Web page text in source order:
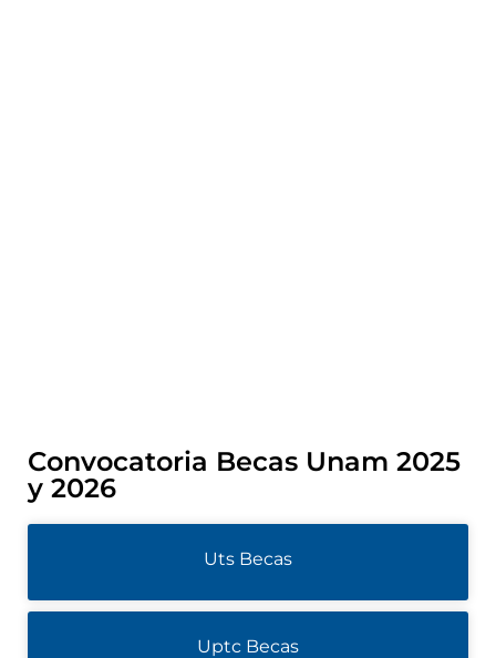
Convocatoria Becas Unam 2025
y 2026
Uts Becas
Uptc Becas